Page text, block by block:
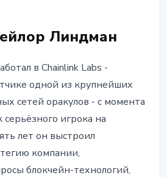
Линдман
в Chainlink Labs -
одной из крупнейших
сетей оракулов - с момента
серьёзного игрока на
лет он выстроил
компании,
блокчейн-технологий,